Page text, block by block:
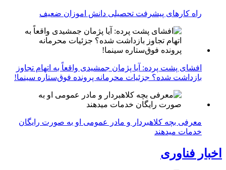
راه کارهای پیشرفت تحصیلی دانش اموزان ضعیف
افشای پشت پرده: آیا پژمان جمشیدی واقعاً به اتهام تجاوز
بازداشت شده؟ جزئیات محرمانه پرونده فوق‌ستاره سینما!
معرفی بچه کلاهبردار و مادر عمومی او به صورت رایگان
خدمات میدهند
اخبار فناوری